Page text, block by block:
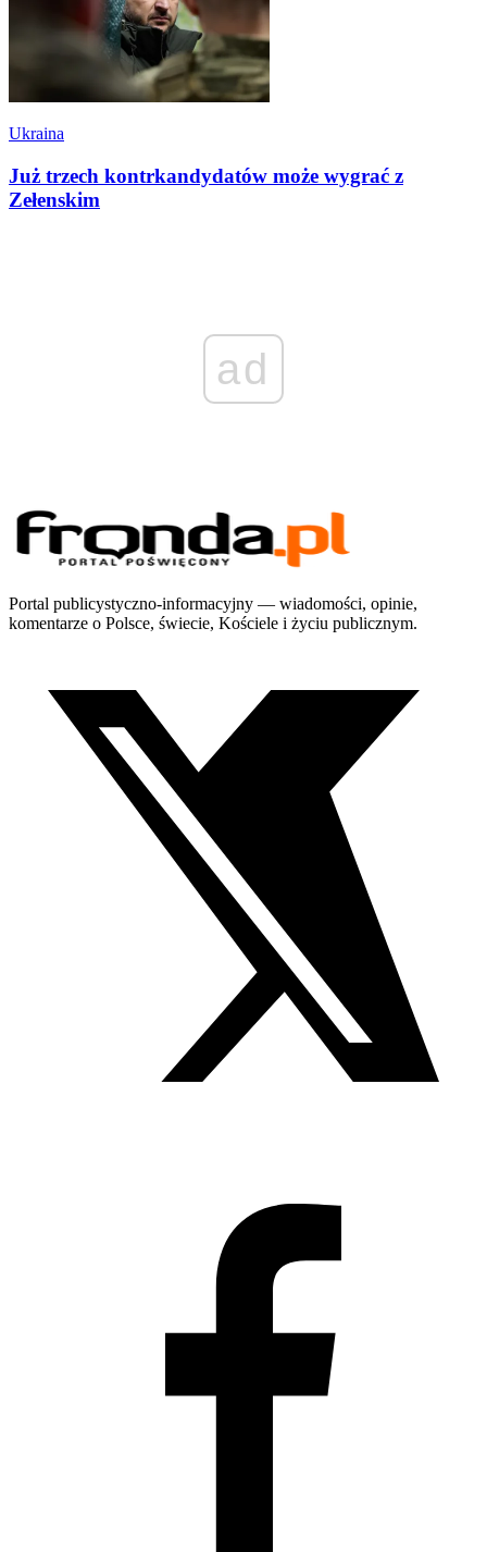
Ukraina
Już trzech kontrkandydatów może wygrać z
Zełenskim
ad
Portal publicystyczno-informacyjny — wiadomości, opinie,
komentarze o Polsce, świecie, Kościele i życiu publicznym.